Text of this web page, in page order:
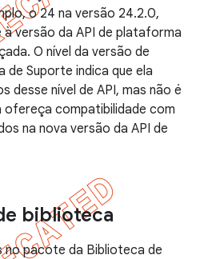
o 24 na versão 24.2.0,
versão da API de plataforma
O nível da versão de
Suporte indica que ela
desse nível de API, mas não é
ofereça compatibilidade com
na nova versão da API de
biblioteca
no pacote da Biblioteca de